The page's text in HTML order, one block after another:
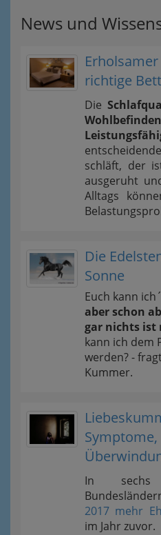
News und
richtige
Die
schläft, der
ausgeruht
Alltags
Die
Sonne
Euch kann
aber schon
gar nichts ist
kann ich dem
werden? -
Kummer.
In sechs
2017 mehr
im Jahr zuvor.